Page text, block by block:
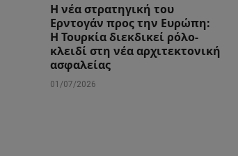
Η νέα στρατηγική του
Ερντογάν προς την Ευρώπη:
Η Τουρκία διεκδικεί ρόλο-
κλειδί στη νέα αρχιτεκτονική
ασφαλείας
01/07/2026